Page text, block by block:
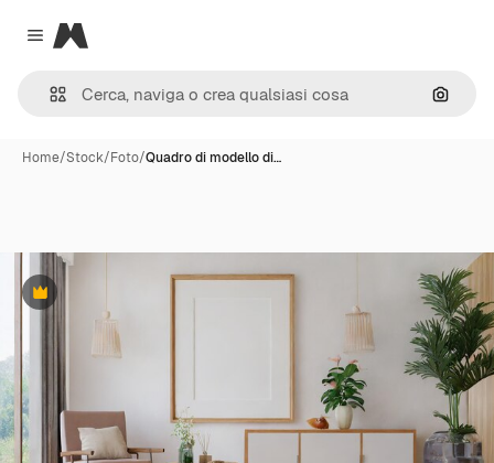
Close menu
Magnific
Cerca
Home/Stock/Foto/Quadro di modello di…
Premium